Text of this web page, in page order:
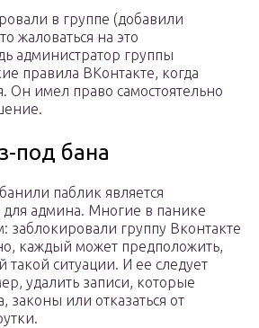
в группе (добавили
жаловаться на это
администратор группы
правила ВКонтакте, когда
Он имел право самостоятельно
под бана
паблик является
для админа. Многие в панике
заблокировали группу Вконтакте
каждый может предположить,
такой ситуации. И ее следует
удалить записи, которые
законы или отказаться от